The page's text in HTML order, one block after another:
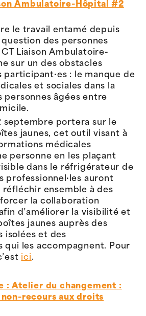
Ambulatoire-Hôpital #2
le travail entamé depuis
question des personnes
Liaison Ambulatoire-
sur un des obstacles
participant·es : le manque de
et sociales dans la
personnes âgées entre
septembre portera sur le
jaunes, cet outil visant à
médicales
personne en les plaçant
dans le réfrigérateur de
professionnel·les auront
réfléchir ensemble à des
la collaboration
d’améliorer la visibilité et
jaunes auprès des
isolées et des
qui les accompagnent. Pour
ici.
: Atelier du changement :
recours aux droits